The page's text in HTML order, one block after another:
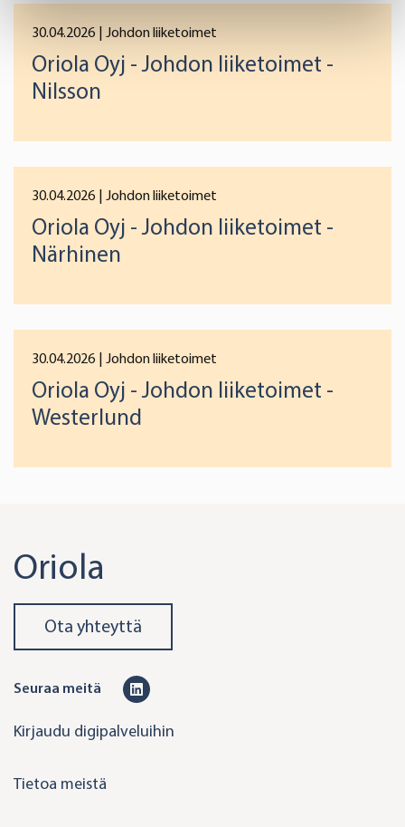
and set your preferences in thedetails section.
30.04.2026 | Johdon liiketoimet
Oriola Oyj - Johdon liiketoimet -
Nilsson
30.04.2026 | Johdon liiketoimet
Oriola Oyj - Johdon liiketoimet -
Närhinen
30.04.2026 | Johdon liiketoimet
Oriola Oyj - Johdon liiketoimet -
Westerlund
Oriola
Ota yhteyttä
Seuraa meitä
n
Kirjaudu digipalveluihin
Tietoa meistä